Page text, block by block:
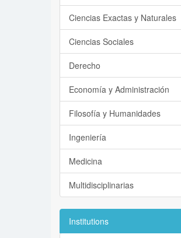
Ciencias Exactas y Naturales
Ciencias Sociales
Derecho
Economía y Administración
Filosofía y Humanidades
Ingeniería
Medicina
Multidisciplinarias
Institutions